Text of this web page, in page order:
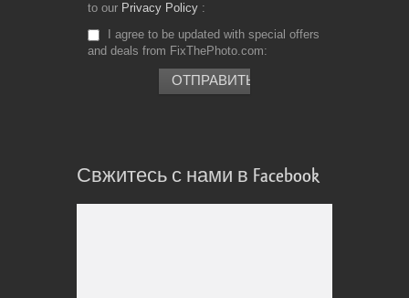
to our Privacy Policy
I agree to be updated with special offers
and deals from FixThePhoto.com
Свжитесь с нами в Facebook